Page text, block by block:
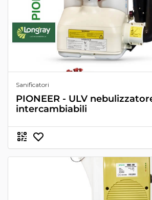
Sanificatori
PIONEER - ULV
intercambiabili